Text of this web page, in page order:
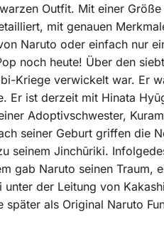
Outfit. Mit einer
mit genauen
Naruto oder einfach nur
noch heute! Über den
Kriege verwickelt war. Er
Er ist derzeit mit Hinata
Adoptivschwester,
seiner Geburt griffen die
seinem Jinchūriki.
gab Naruto seinen Traum,
der Leitung von
als Original Naruto